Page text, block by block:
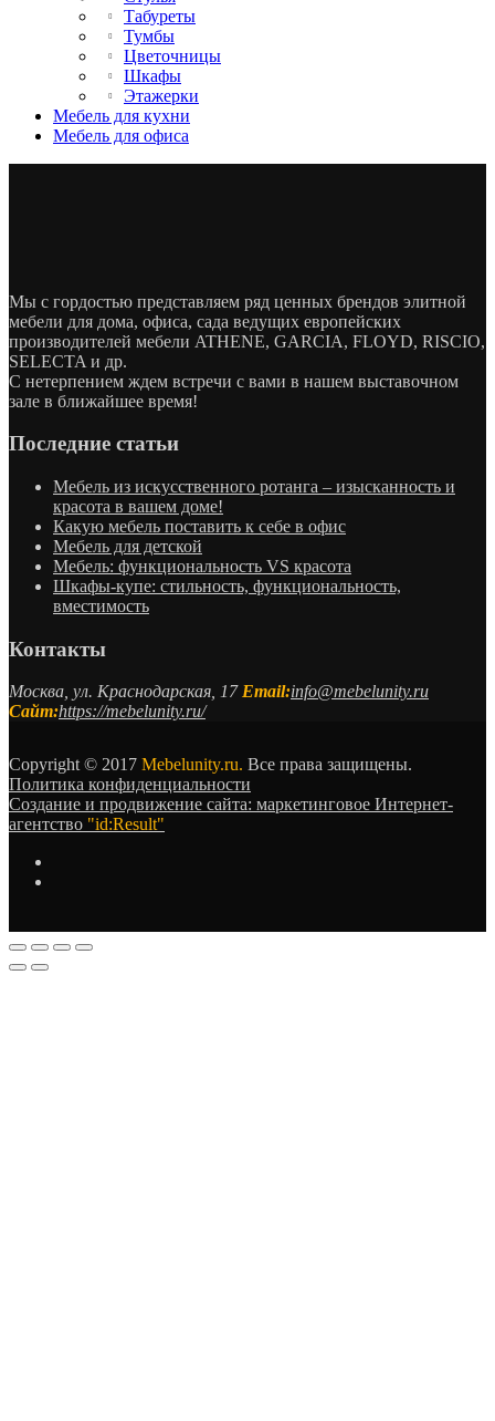
Табуреты
Тумбы
Цветочницы
Шкафы
Этажерки
Мебель для кухни
Мебель для офиса
Мы с гордостью представляем ряд ценных брендов элитной
мебели для дома, офиса, сада ведущих европейских
производителей мебели ATHENE, GARCIA, FLOYD, RISCIO,
SELECTA и др.
С нетерпением ждем встречи с вами в нашем выставочном
зале в ближайшее время!
Последние статьи
Мебель из искусственного ротанга – изысканность и
красота в вашем доме!
Какую мебель поставить к себе в офис
Мебель для детской
Мебель: функциональность VS красота
Шкафы-купе: стильность, функциональность,
вместимость
Контакты
Москва, ул. Краснодарская, 17 Email:info@mebelunity.ru
Сайт:https://mebelunity.ru/
Copyright © 2017 Mebelunity.ru. Все права защищены.
Политика конфиденциальности
Создание и продвижение сайта: маркетинговое Интернет-
агентство "id:Result"